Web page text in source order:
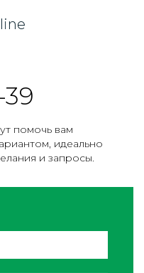
помочь вам
идеально
и запросы.